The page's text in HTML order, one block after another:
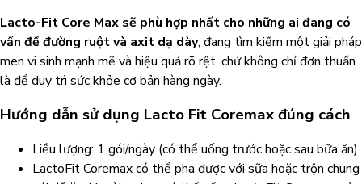
Lacto-Fit Core Max sẽ phù hợp nhất cho những ai đang có
vấn đề đường ruột và axit dạ dày, đang tìm kiếm một giải pháp
men vi sinh mạnh mẽ và hiệu quả rõ rệt, chứ không chỉ đơn thuần
là để duy trì sức khỏe cơ bản hàng ngày.
Hướng dẫn sử dụng Lacto Fit Coremax đúng cách
Liều lượng: 1 gói/ngày (có thể uống trước hoặc sau bữa ăn)
LactoFit Coremax có thể pha được với sữa hoặc trộn chung